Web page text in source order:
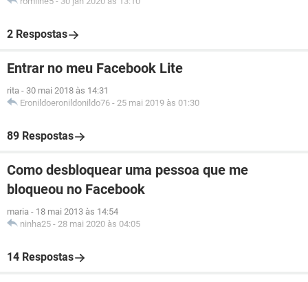
2 Respostas
Entrar no meu Facebook Lite
rita - 30 mai 2018 às 14:31
Eronildoeronildonildo76 - 25 mai 2019 às 01:30
89 Respostas
Como desbloquear uma pessoa que me
bloqueou no Facebook
maria - 18 mai 2013 às 14:54
ninha25 - 28 mai 2020 às 04:05
14 Respostas